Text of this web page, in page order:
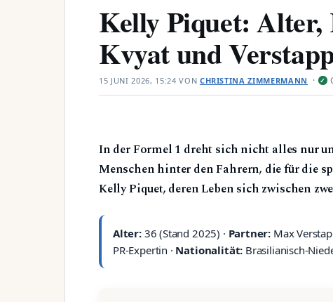
Kelly Piquet: Alter,
Kvyat und
15 JUNI 2026, 15:24 VON CHRISTINA ZIMMERMANN · ✓
In der Formel 1 dreht sich nicht alles nur
Menschen hinter den Fahrern, die für die
Kelly Piquet, deren Leben sich zwischen
Alter:36 (Stand 2025) · Partner: Max
PR-Expertin · Nationalität: Brasilianisch-